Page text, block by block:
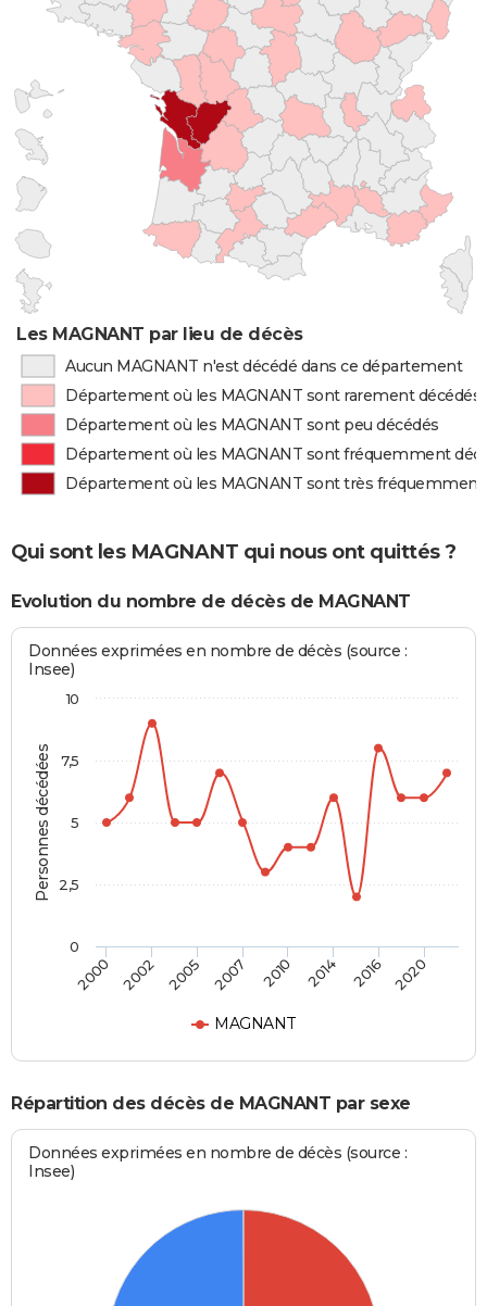
Les MAGNANT par lieu de décès
Aucun MAGNANT n'est décédé dans ce département
Département où les MAGNANT sont rarement décédés
Département où les MAGNANT sont peu décédés
Département où les MAGNANT sont fréquemment
Département où les MAGNANT sont très fréquemment
Qui sont les MAGNANT qui nous ont quittés ?
Evolution du nombre de décès de MAGNANT
Personnes décédées
Données exprimées en nombre de décès (source :
Insee)
MAGNANT
2000 2002 2005 2007 2010 2014 2016 2020
0
10
2,5
5
7,5
Répartition des décès de MAGNANT par sexe
Données exprimées en nombre de décès (source :
Insee)